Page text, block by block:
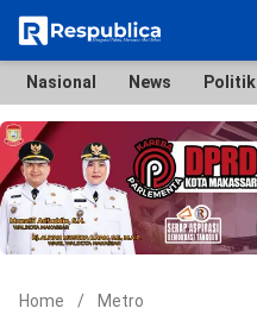
Nasional
News
Politik
Hukum
Metro
Daerah
Ekonomi & Bisnis
Lifestyle
Otomotif
Bola & Sport
Edukasi
Tokoh
Hiburan
Nasional News Politik
Home / Metro